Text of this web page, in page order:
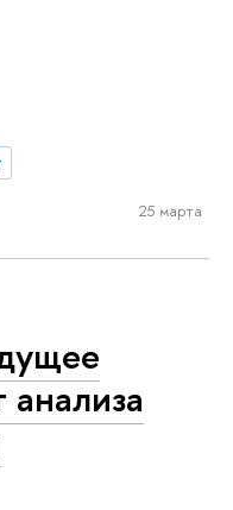
25 марта